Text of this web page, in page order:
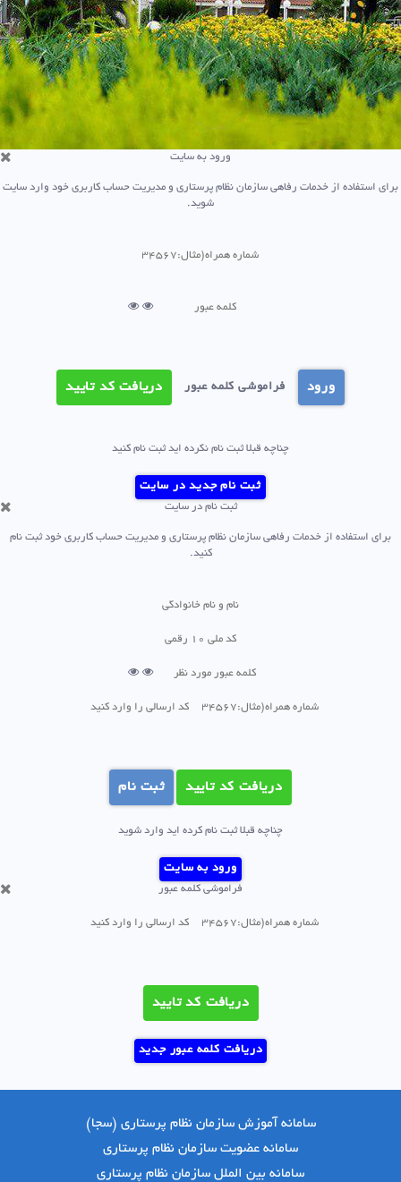
ورود به سایت
استفاده از خدمات رفاهی سازمان نظام پرستاری و مدیریت حساب کاربری خود وارد سایت
شوید.
ورود فراموشی کلمه عبور دریافت کد تایید
چناچه قبلا ثبت نام نکرده اید ثبت نام کنید
ثبت نام جدید در سایت
ثبت نام در سایت
استفاده از خدمات رفاهی سازمان نظام پرستاری و مدیریت حساب کاربری خود ثبت نام
کنید.
دریافت کد تایید ثبت نام
چناچه قبلا ثبت نام کرده اید وارد شوید
ورود به سایت
فراموشی کلمه عبور
دریافت کد تایید
دریافت کلمه عبور جدید
سامانه آموزش سازمان نظام پرستاری (سجا)
سامانه عضویت سازمان نظام پرستاری
سامانه بین الملل سازمان نظام پرستاری